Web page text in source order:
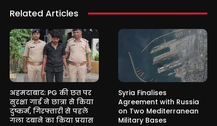
Related Articles
अहमदाबाद: PG की छत पर
सुरक्षा गार्ड ने छात्रा से किया
दुष्कर्म, गिरफ्तारी से पहले
गला दबाने का किया प्रयास
Syria Finalises
Agreement with Russia
on Two Mediterranean
Military Bases